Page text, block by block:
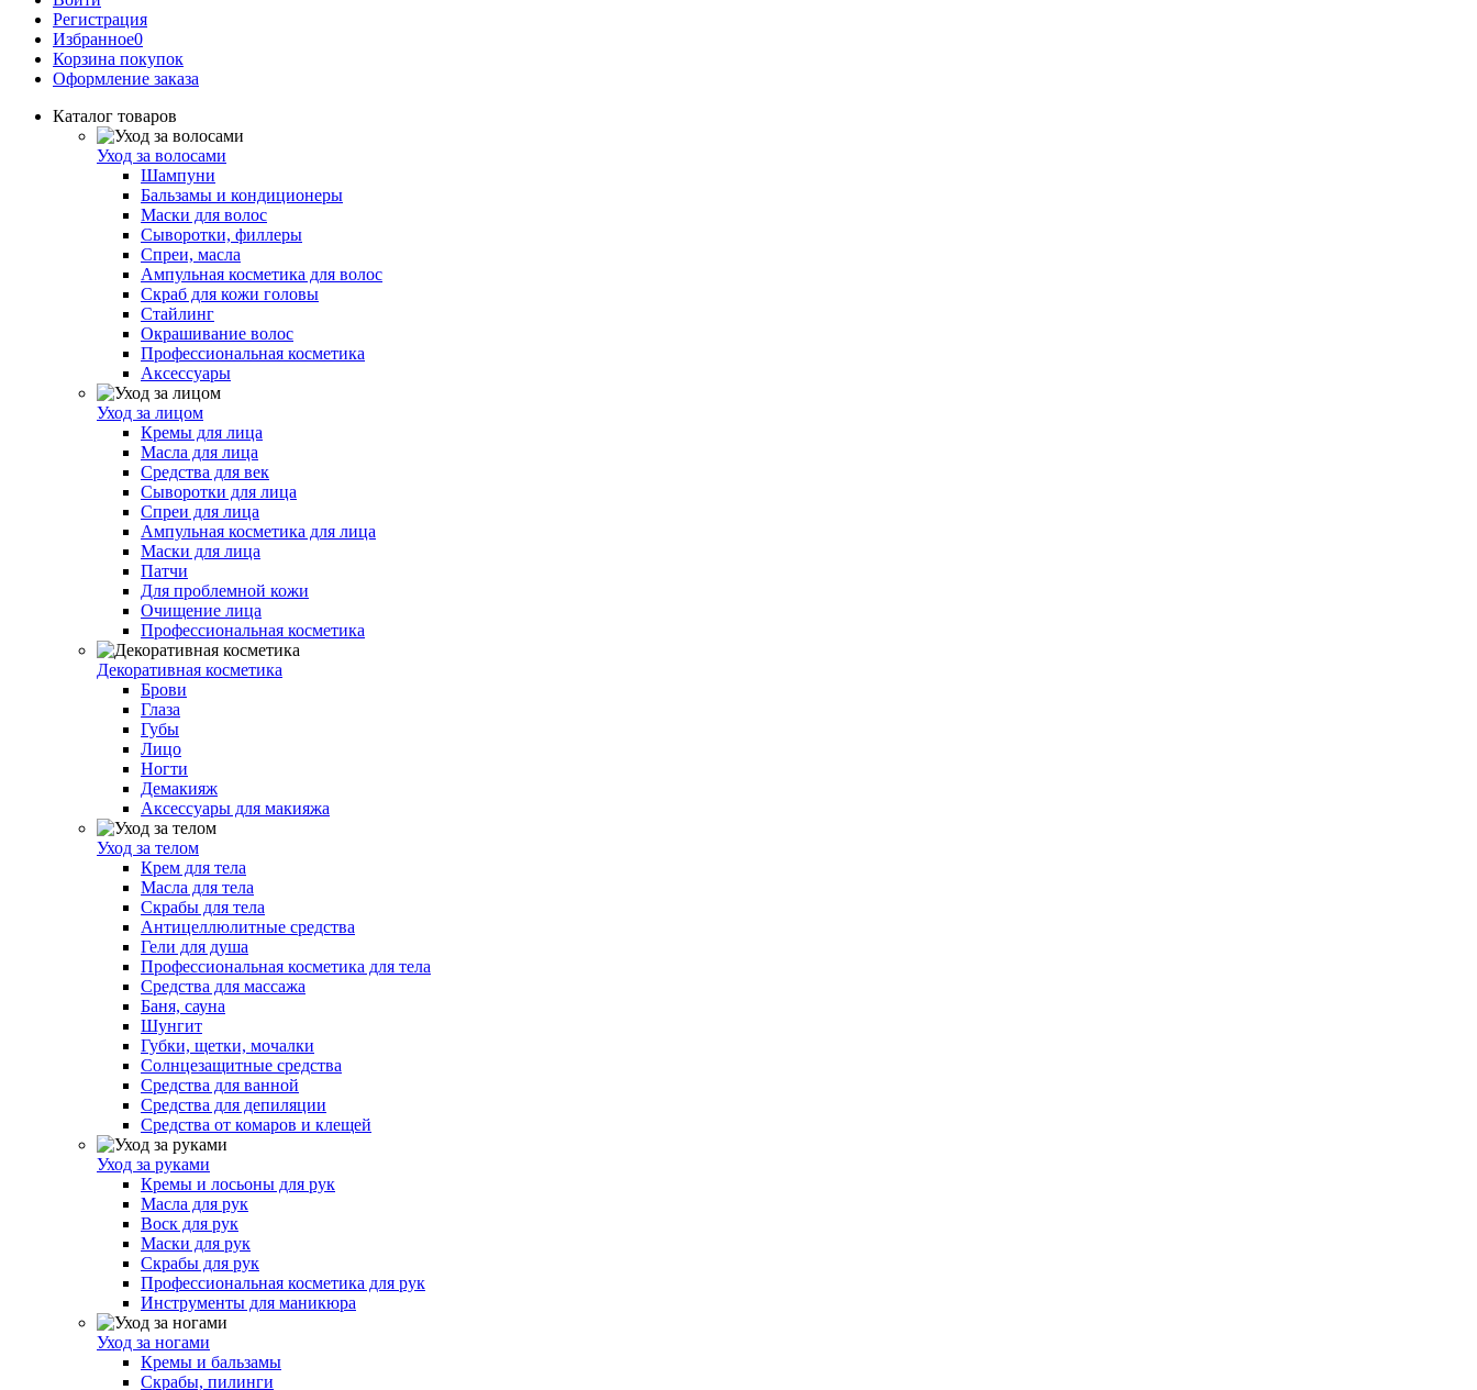
Регистрация
Избранное0
Корзина покупок
Оформление заказа
Каталог товаров
Уход за волосами
Шампуни
Бальзамы и кондиционеры
Маски для волос
Сыворотки, филлеры
Спреи, масла
Ампульная косметика для волос
Скраб для кожи головы
Стайлинг
Окрашивание волос
Профессиональная косметика
Аксессуары
Уход за лицом
Кремы для лица
Масла для лица
Средства для век
Сыворотки для лица
Спреи для лица
Ампульная косметика для лица
Маски для лица
Патчи
Для проблемной кожи
Очищение лица
Профессиональная косметика
Декоративная косметика
Брови
Глаза
Губы
Лицо
Ногти
Демакияж
Аксессуары для макияжа
Уход за телом
Крем для тела
Масла для тела
Скрабы для тела
Антицеллюлитные средства
Гели для душа
Профессиональная косметика для тела
Средства для массажа
Баня, сауна
Шунгит
Губки, щетки, мочалки
Солнцезащитные средства
Средства для ванной
Средства для депиляции
Средства от комаров и клещей
Уход за руками
Кремы и лосьоны для рук
Масла для рук
Воск для рук
Маски для рук
Скрабы для рук
Профессиональная косметика для рук
Инструменты для маникюра
Уход за ногами
Кремы и бальзамы
Скрабы, пилинги